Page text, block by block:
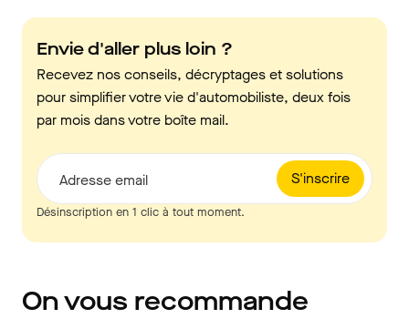
Envie d'aller plus loin ?
Recevez nos conseils, décryptages et solutions
pour simplifier votre vie d'automobiliste, deux fois
par mois dans votre boîte mail.
S'inscrire
Adresse email
Désinscription en 1 clic à tout moment.
On vous recommande